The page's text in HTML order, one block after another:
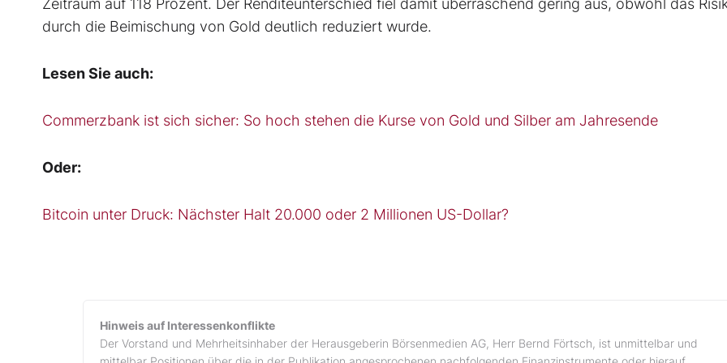
Zeitraum auf 118 Prozent. Der Renditeunterschied fiel damit überraschend gering aus, obwohl das
durch die Beimischung von Gold deutlich reduziert wurde.
Lesen Sie auch:
Commerzbank ist sich sicher: So hoch stehen die Kurse von Gold und Silber am Jahresende
Oder:
Bitcoin unter Druck: Nächster Halt 20.000 oder 2 Millionen US-Dollar?
Hinweis auf Interessenkonflikte
Der Vorstand und Mehrheitsinhaber der Herausgeberin Börsenmedien AG, Herr Bernd Förtsch, ist unmittelbar und